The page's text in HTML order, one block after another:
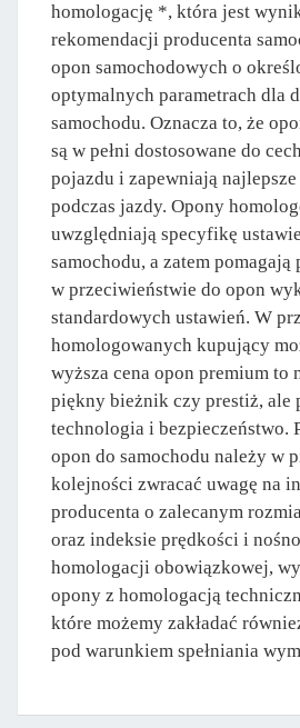
homologację *, która jest
rekomendacji producenta
opon samochodowych o
optymalnych parametrach dla
samochodu. Oznacza to, że
są w pełni dostosowane do
pojazdu i zapewniają
podczas jazdy. Opony
uwzględniają specyfikę
samochodu, a zatem
w przeciwieństwie do opon
standardowych ustawień. W
homologowanych kupujący
wyższa cena opon premium to
piękny bieżnik czy prestiż, ale
technologia i bezpieczeństwo.
opon do samochodu należy w
kolejności zwracać uwagę na
producenta o zalecanym
oraz indeksie prędkości i
homologacji obowiązkowej,
opony z homologacją
które możemy zakładać
pod warunkiem spełniania